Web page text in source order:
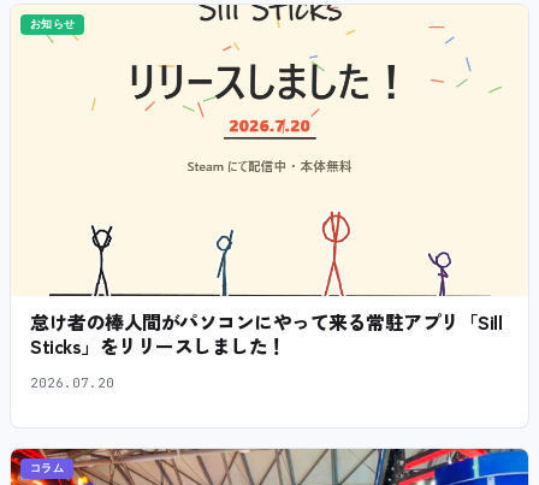
お知らせ
怠け者の棒人間がパソコンにやって来る常駐アプリ「Sill
Sticks」をリリースしました！
2026.07.20
コラム